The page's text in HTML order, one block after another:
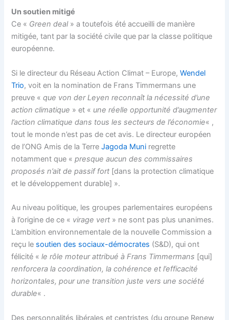
Un soutien mitigé
Ce « Green deal» a toutefois été accueilli de manière
mitigée, tant par la société civile que par la classe politique
européenne.
Si le directeur du Réseau Action Climat – Europe,Wendel
Trio, voit en la nomination de Frans Timmermans une
preuve «que von der Leyen reconnaît la nécessité d’une
action climatique » et « une réelle opportunité d’augmenter
l’action climatique dans tous les secteurs de l’économie« ,
tout le monde n’est pas de cet avis. Le directeur européen
de l’ONG Amis de la TerreJagoda Muni regrette
notamment que «presque aucun des commissaires
proposés n’ait de passif fort [dans la protection climatique
et le développement durable] ».
Au niveau politique, les groupes parlementaires européens
à l’origine de ce « virage vert » ne sont pas plus unanimes.
L’ambition environnementale de la nouvelle Commission a
reçu le soutien des sociaux-démocrates (S&D), qui ont
félicité «le rôle moteur attribué à Frans Timmermans [qui]
renforcera la coordination, la cohérence et l’efficacité
horizontales, pour une transition juste vers une société
durable« .
Des personnalités libérales et centristes (du groupe Renew